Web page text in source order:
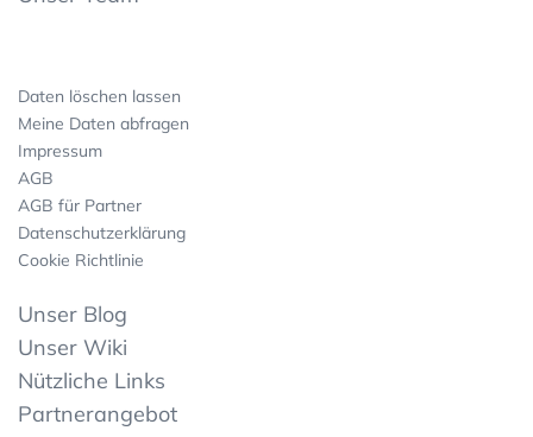
Daten löschen lassen
Meine Daten abfragen
Impressum
AGB
AGB für Partner
Datenschutzerklärung
Cookie Richtlinie
Unser Blog
Unser Wiki
Nützliche Links
Partnerangebot